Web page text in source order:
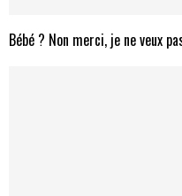
Bébé ? Non merci, je ne veux